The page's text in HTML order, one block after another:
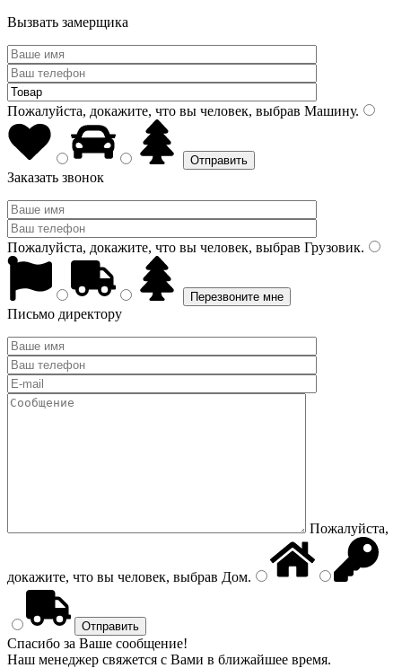
Вызвать замерщика
Пожалуйста, докажите, что вы человек, выбрав Машину.
Заказать звонок
Пожалуйста, докажите, что вы человек, выбрав Грузовик.
Письмо директору
Пожалуйста,
докажите, что вы человек, выбрав Дом.
Спасибо за Ваше сообщение!
Наш менеджер свяжется с Вами в ближайшее время.